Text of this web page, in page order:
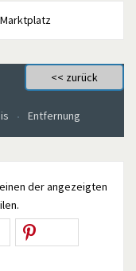
Entfernung
der angezeigten